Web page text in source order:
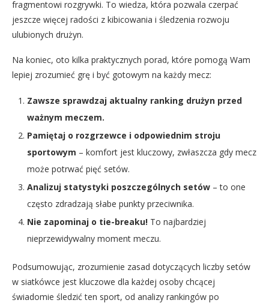
fragmentowi rozgrywki. To wiedza, która pozwala czerpać
jeszcze więcej radości z kibicowania i śledzenia rozwoju
ulubionych drużyn.
Na koniec, oto kilka praktycznych porad, które pomogą Wam
lepiej zrozumieć grę i być gotowym na każdy mecz:
Zawsze sprawdzaj aktualny ranking drużyn przed
ważnym meczem.
Pamiętaj o rozgrzewce i odpowiednim stroju
sportowym – komfort jest kluczowy, zwłaszcza gdy mecz
może potrwać pięć setów.
Analizuj statystyki poszczególnych setów – to one
często zdradzają słabe punkty przeciwnika.
Nie zapominaj o tie-breaku! To najbardziej
nieprzewidywalny moment meczu.
Podsumowując, zrozumienie zasad dotyczących liczby setów
w siatkówce jest kluczowe dla każdej osoby chcącej
świadomie śledzić ten sport, od analizy rankingów po